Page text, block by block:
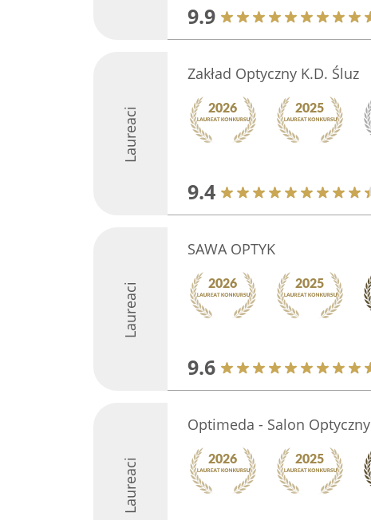
9.9
Laureaci
Zakład Optyczny K.D. Śluz
9.4
Laureaci
SAWA OPTYK
9.6
Laureaci
Optimeda - Salon Optyczny